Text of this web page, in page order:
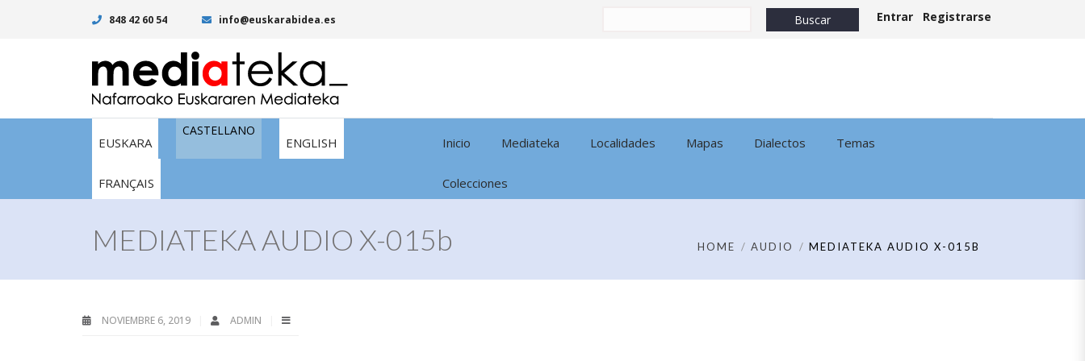
848 42 60 54 info@euskarabidea.es Entrar Registrarse
EUSKARA
CASTELLANO
ENGLISH
FRANÇAIS
Inicio Mediateka Localidades Mapas Dialectos Temas
Colecciones
MEDIATEKA AUDIO X-015b HOME AUDIO MEDIATEKA AUDIO X-015B
NOVIEMBRE 6, 2019 ADMIN